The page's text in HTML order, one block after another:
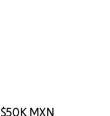
$50K MXN